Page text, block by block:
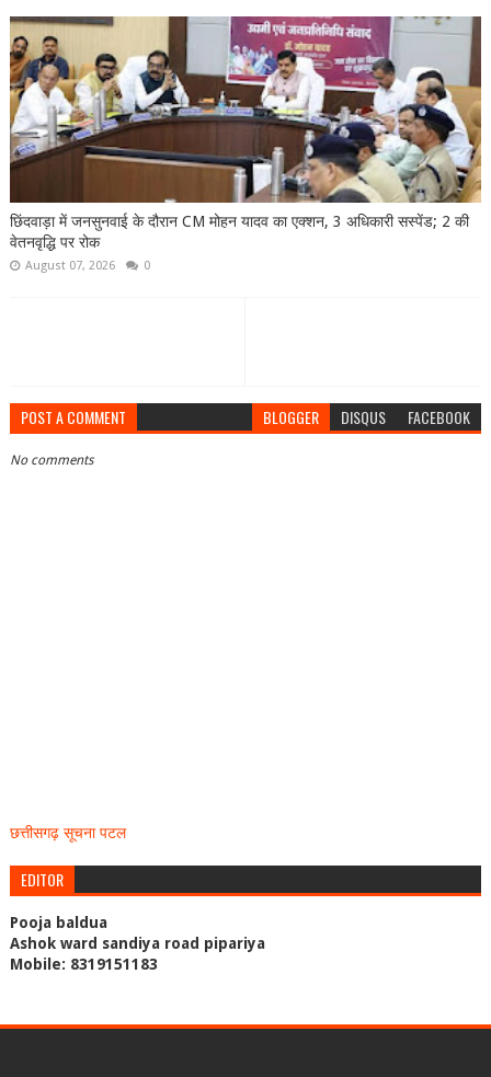
छिंदवाड़ा में जनसुनवाई के दौरान CM मोहन यादव का एक्शन, 3 अधिकारी सस्पेंड; 2 की
वेतनवृद्धि पर रोक
August 07, 2026 0
POST A COMMENT BLOGGER DISQUS FACEBOOK
No comments
छत्तीसगढ़ सूचना पटल
EDITOR
Pooja baldua
Ashok ward sandiya road pipariya
Mobile: 8319151183